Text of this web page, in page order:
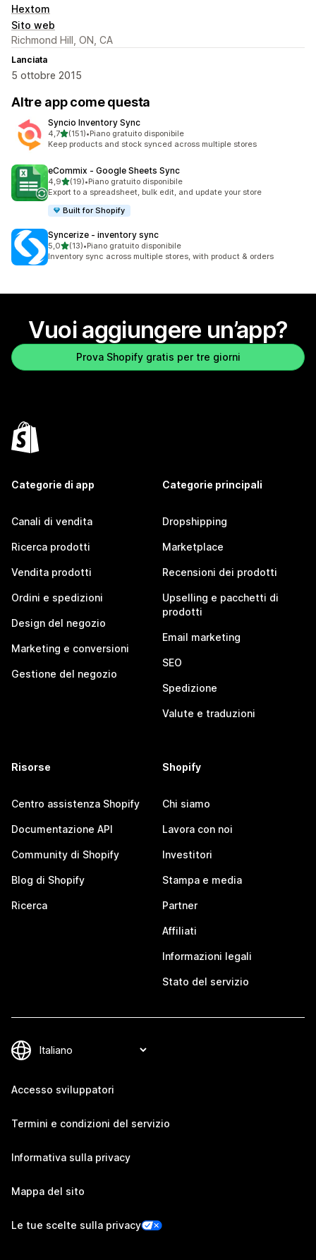
Hextom
Sito web
Richmond Hill, ON, CA
Lanciata
5 ottobre 2015
Altre app come questa
Syncio Inventory Sync
4,7stelle su 5
(151)
151 recensioni totali
•Piano gratuito disponibile
Keep products and stock synced across multiple stores
eCommix ‑ Google Sheets Sync
4,9stelle su 5
(19)
19 recensioni totali
•Piano gratuito disponibile
Export to a spreadsheet, bulk edit, and update your store
Built for Shopify
Syncerize ‑ inventory sync
5,0stelle su 5
(13)
13 recensioni totali
•Piano gratuito disponibile
Inventory sync across multiple stores, with product & orders
Vuoi aggiungere un’app?
Prova Shopify gratis per tre giorni
Categorie di app
Canali di vendita
Ricerca prodotti
Vendita prodotti
Ordini e spedizioni
Design del negozio
Marketing e conversioni
Gestione del negozio
Categorie principali
Dropshipping
Marketplace
Recensioni dei prodotti
Upselling e pacchetti di
prodotti
Email marketing
SEO
Spedizione
Valute e traduzioni
Risorse
Centro assistenza Shopify
Documentazione API
Community di Shopify
Blog di Shopify
Ricerca
Shopify
Chi siamo
Lavora con noi
Investitori
Stampa e media
Partner
Affiliati
Informazioni legali
Stato del servizio
Accesso sviluppatori
Termini e condizioni del servizio
Informativa sulla privacy
Mappa del sito
Le tue scelte sulla privacy